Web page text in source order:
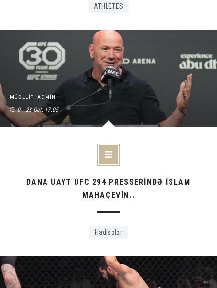
ATHLETES
MÜƏLLIF: ADMIN
0 23-Oct, 17:05
DANA UAYT UFC 294 PRESSERİNDƏ İSLAM
MAHAÇEVİN..
Hadisələr